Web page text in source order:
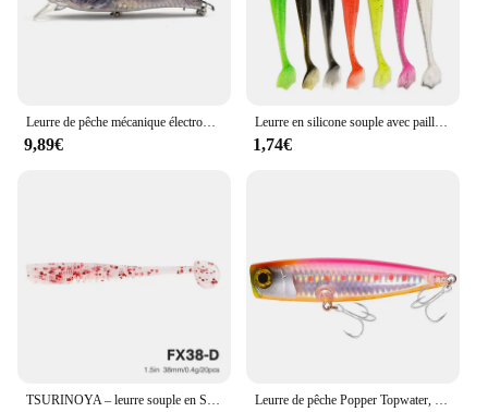
Leurre de pêche mécanique électronique à ration méné, style coulant, appât dur, accessoires d'eau douce et de mer, 10cm, 19g
9,89€
Leurre en silicone souple avec paillettes de coulée, pied de canard, appât t-tail, faux appât nageur Élpour la pêche au brochet et au bar, 7cm, 10cm, 5 pièces, 20 pièces
1,74€
TSURINOYA – leurre souple en Silicone avec queue en T, appât artificiel de type poisson nageur idéal pour la pêche au bar ou au Rockfish, Wobbler, 38mm, 0.4g Leurre de pêche Popper Topwater, appâts flottants, appâts artificiels, basse WobJeff, marchandises de pêche, 11cm, 23g